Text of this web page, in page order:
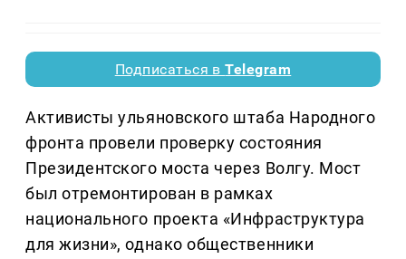
Подписаться вTelegram
Активисты ульяновского штаба Народного
фронта провели проверку состояния
Президентского моста через Волгу. Мост
был отремонтирован в рамках
национального проекта «Инфраструктура
для жизни», однако общественники